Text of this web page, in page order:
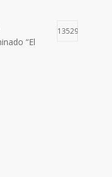
“El
13529